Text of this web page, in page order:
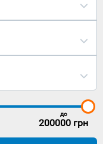
до
200000 грн